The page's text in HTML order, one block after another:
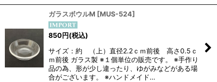
ガラスボウルM [MUS-524]
850円(税込)
サイズ：約 （上）直径2.2ｃｍ前後 高さ0.5ｃ
ｍ前後 ガラス製 ※１個単位の販売です。 ※手作り
品の為、形が少し違ったり、ゆがみなどがある場
合がございます。 ※ハンドメイド…